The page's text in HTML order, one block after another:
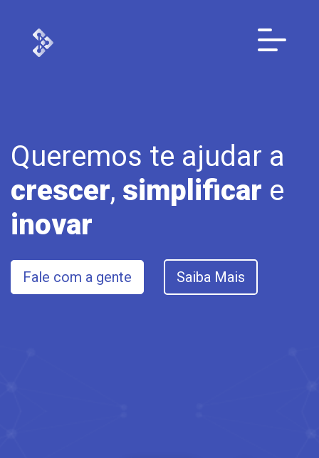
Queremos te ajudar a
crescer, simplificar e
inovar
Fale com a gente Saiba Mais